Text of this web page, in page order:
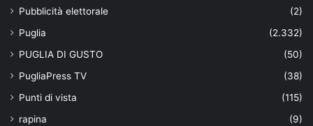
Pubblicità elettorale
(2)
Puglia
(2.332)
PUGLIA DI GUSTO
(50)
PugliaPress TV
(38)
Punti di vista
(115)
rapina
(9)